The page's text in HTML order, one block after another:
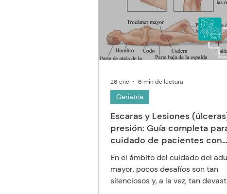
Oftalmología Neumología
Escaras y Lesiones
presión: Guía completa
cuidado de pacientes con
movilidad reducida
En el ámbito del cuidado del
mayor, pocos desafíos son tan
silenciosos y, a la vez, tan
Geriatría
26 ene 6 min de lectura